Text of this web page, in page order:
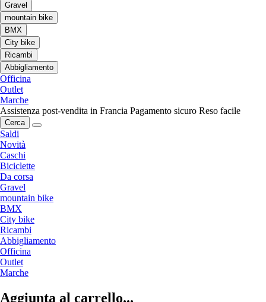
Gravel
mountain bike
BMX
City bike
Ricambi
Abbigliamento
Officina
Outlet
Marche
Assistenza post-vendita in Francia Pagamento sicuro Reso facile
Cerca
Saldi
Novità
Caschi
Biciclette
Da corsa
Gravel
mountain bike
BMX
City bike
Ricambi
Abbigliamento
Officina
Outlet
Marche
Aggiunta al carrello...